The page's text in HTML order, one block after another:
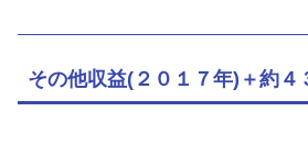
その他収益(２０１７年)＋約４